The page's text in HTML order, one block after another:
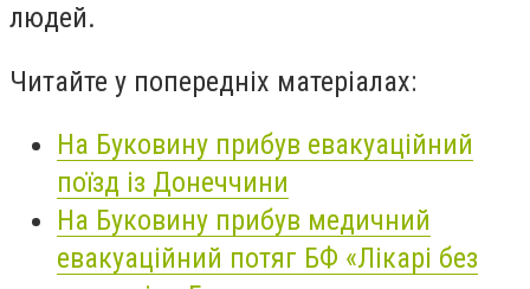
людей.
Читайте у попередніх матеріалах:
На Буковину прибув евакуаційний
поїзд із Донеччини
На Буковину прибув медичний
евакуаційний потяг БФ «Лікарі без